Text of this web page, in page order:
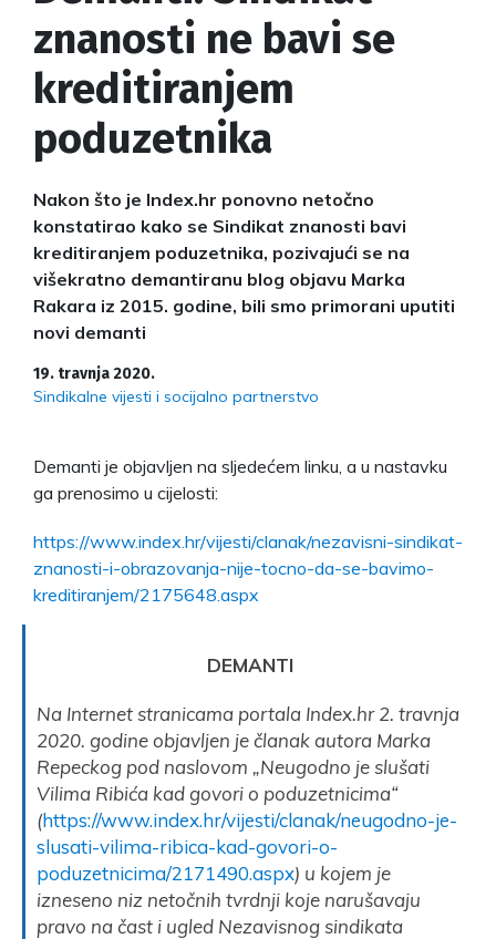
znanosti ne bavi se
kreditiranjem
poduzetnika
Nakon što je Index.hr ponovno netočno
konstatirao kako se Sindikat znanosti bavi
kreditiranjem poduzetnika, pozivajući se na
višekratno demantiranu blog objavu Marka
Rakara iz 2015. godine, bili smo primorani uputiti
novi demanti
19. travnja 2020.
Sindikalne vijesti i socijalno partnerstvo
Demanti je objavljen na sljedećem linku, a u nastavku
ga prenosimo u cijelosti:
https://www.index.hr/vijesti/clanak/nezavisni-sindikat-
znanosti-i-obrazovanja-nije-tocno-da-se-bavimo-
kreditiranjem/2175648.aspx
DEMANTI
Na Internet stranicama portala Index.hr 2. travnja
2020. godine objavljen je članak autora Marka
Repeckog pod naslovom „Neugodno je slušati
Vilima Ribića kad govori o poduzetnicima“
(https://www.index.hr/vijesti/clanak/neugodno-je-
slusati-vilima-ribica-kad-govori-o-
poduzetnicima/2171490.aspx) u kojem je
izneseno niz netočnih tvrdnji koje narušavaju
pravo na čast i ugled Nezavisnog sindikata